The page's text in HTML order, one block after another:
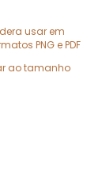
usar em
PNG e PDF
ao tamanho